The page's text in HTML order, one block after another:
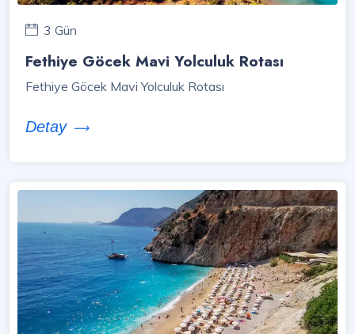
3 Gün
Fethiye Göcek Mavi Yolculuk Rotası
Fethiye Göcek Mavi Yolculuk Rotası
Detay